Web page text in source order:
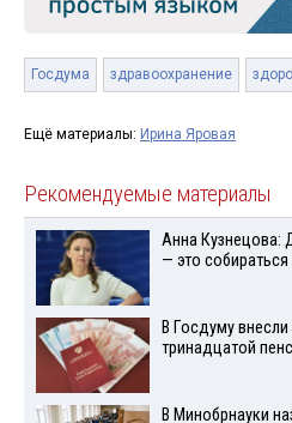
Госдума здравоохранение
Ещё материалы: Ирина Яровая
Рекомендуемые материалы
Анна Кузнецова:
— это собираться
В Госдуму
тринадцатой
В Минобрнауки